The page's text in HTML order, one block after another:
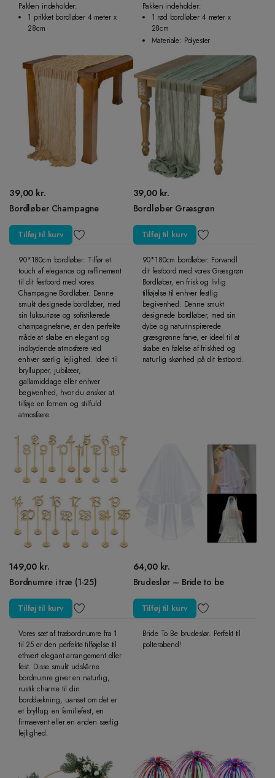
Pakken indeholder:
1 prikket bordløber 4 meter x
28cm
Pakken indeholder:
1 rød bordløber 4 meter x
28cm
Materiale: Polyester
39,00 kr.
Bordløber Champagne
Tilføj til kurv
90*180cm bordløber. Tilfør et
touch af elegance og raffinement
til dit festbord med vores
Champagne Bordløber. Denne
smukt designede bordløber, med
sin luksuriøse og sofistikerede
champagnefarve, er den perfekte
måde at skabe en elegant og
indbydende atmosfære ved
enhver særlig lejlighed. Ideel til
bryllupper, jubilæer,
gallamiddage eller enhver
begivenhed, hvor du ønsker at
tilføje en fornem og stilfuld
atmosfære.
39,00 kr.
Bordløber Græsgrøn
Tilføj til kurv
90*180cm bordløber. Forvandl
dit festbord med vores Græsgrøn
Bordløber, en frisk og livlig
tilføjelse til enhver festlig
begivenhed. Denne smukt
designede bordløber, med sin
dybe og naturinspirerede
græsgrønne farve, er ideel til at
skabe en følelse af friskhed og
naturlig skønhed på dit festbord.
149,00 kr.
Bordnumre i træ (1-25)
Tilføj til kurv
Vores sæt af træbordnumre fra 1
til 25 er den perfekte tilføjelse til
ethvert elegant arrangement eller
fest. Disse smukt udskårne
bordnumre giver en naturlig,
rustik charme til din
borddækning, uanset om det er
et bryllup, en familiefest, en
firmaevent eller en anden særlig
lejlighed.
64,00 kr.
Brudeslør – Bride to be
Tilføj til kurv
Bride To Be brudeslør. Perfekt til
polterabend!